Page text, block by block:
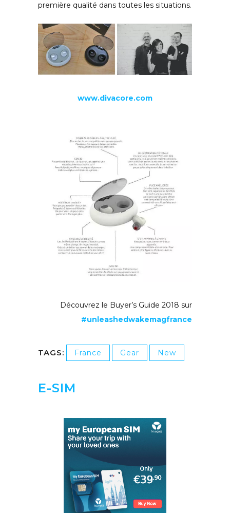
première qualité dans toutes les situations.
www.divacore.com
Découvrez le Buyer’s Guide 2018 sur
#unleashedwakemagfrance
TAGS: France Gear New
E-SIM